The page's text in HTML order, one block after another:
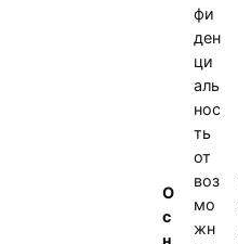
О
с
н
фи
ден
ци
аль
нос
ть
от
воз
мо
жн